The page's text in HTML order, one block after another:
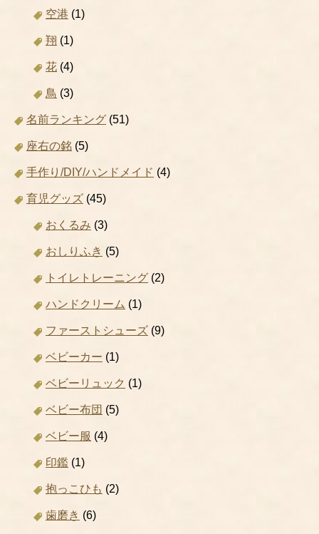
空港 (1)
翔 (1)
花 (4)
鳥 (3)
名前ランキング (51)
座右の銘 (5)
手作り/DIY/ハンドメイド (4)
育児グッズ (45)
おくるみ (3)
おしりふき (5)
トイレトレーニング (2)
ハンドクリーム (1)
ファーストシューズ (9)
ベビーカー (1)
ベビーリュック (1)
ベビー布団 (5)
ベビー服 (4)
印鑑 (1)
抱っこひも (2)
歯磨き (6)